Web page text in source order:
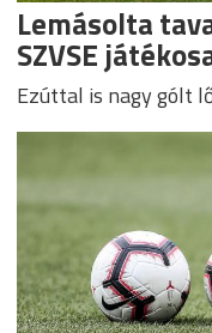
Lemásolta
SZVSE
Ezúttal is nagy gólt